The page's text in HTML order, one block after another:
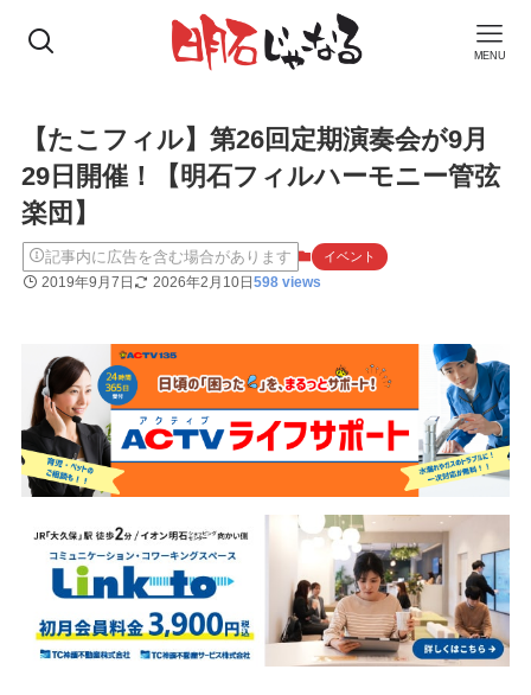
MENU
【たこフィル】第26回定期演奏会が9月
29日開催！【明石フィルハーモニー管弦
楽団】
記事内に広告を含む場合があります イベント
2019年9月7日 2026年2月10日598 views